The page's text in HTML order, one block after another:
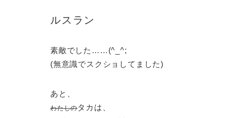
ルスラン
素敵でした……(^_^;
(無意識でスクショしてました)
あと、
わたしのタカは、